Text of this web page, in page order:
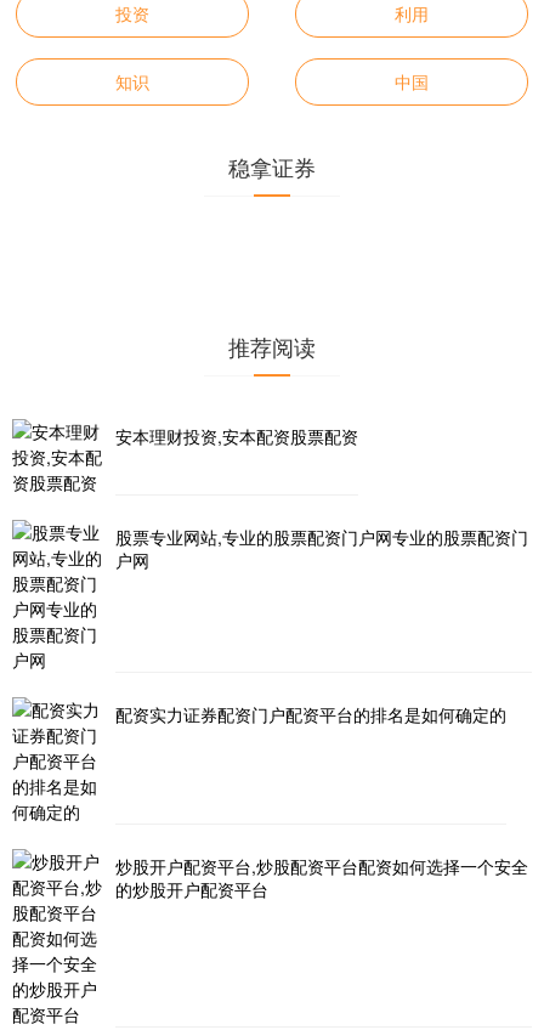
投资 利用
知识 中国
稳拿证券
推荐阅读
安本理财投资,安本配资股票配资
股票专业网站,专业的股票配资门户网专业的股票配资门
户网
配资实力证券配资门户配资平台的排名是如何确定的
炒股开户配资平台,炒股配资平台配资如何选择一个安全
的炒股开户配资平台